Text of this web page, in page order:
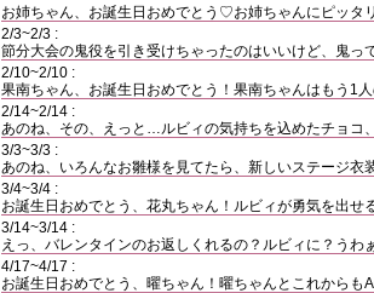
お姉ちゃん、お誕生日おめでとう♡お姉ちゃんにピッタ
2/3~2/3 :
節分大会の鬼役を引き受けちゃったのはいいけど、鬼っ
2/10~2/10 :
果南ちゃん、お誕生日おめでとう！果南ちゃんはもう1
2/14~2/14 :
あのね、その、えっと…ルビィの気持ちを込めたチョコ
3/3~3/3 :
あのね、いろんなお雛様を見てたら、新しいステージ衣
3/4~3/4 :
お誕生日おめでとう、花丸ちゃん！ルビィが勇気を出せ
3/14~3/14 :
えっ、バレンタインのお返しくれるの？ルビィに？う
4/17~4/17 :
お誕生日おめでとう、曜ちゃん！曜ちゃんとこれからも